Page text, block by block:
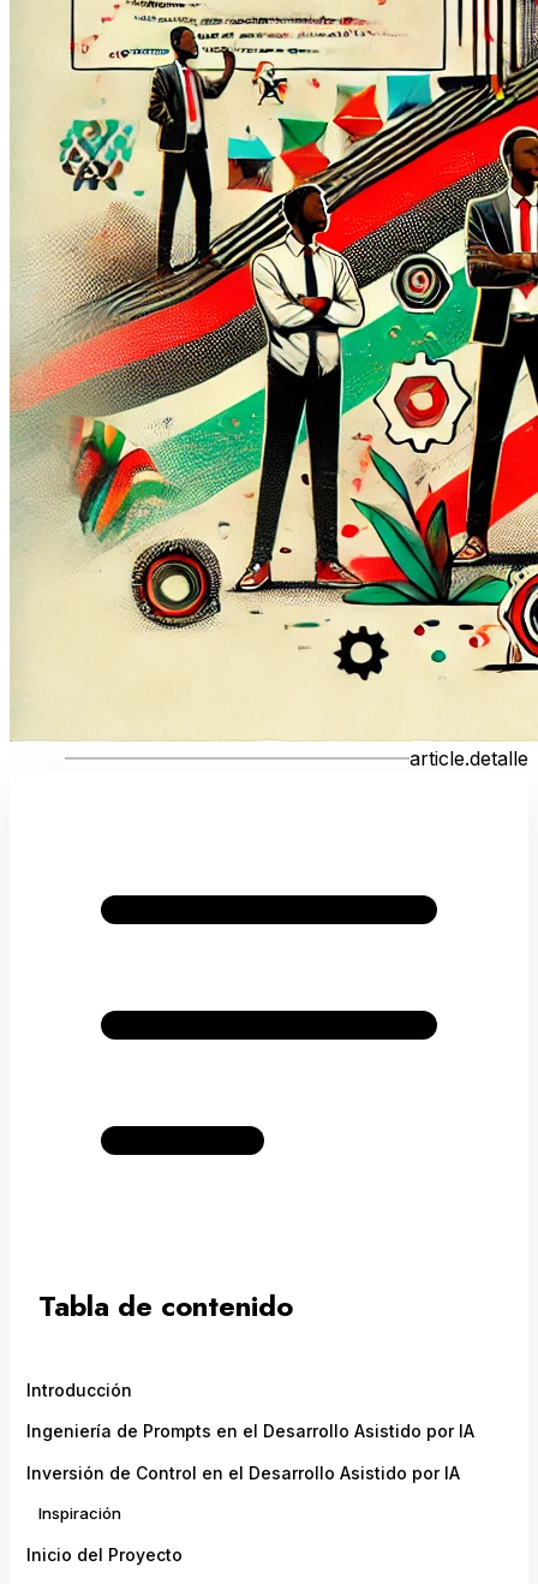
article.detalle
Tabla de contenido
Introducción
Ingeniería de Prompts en el Desarrollo Asistido por IA
Inversión de Control en el Desarrollo Asistido por IA
Inspiración
Inicio del Proyecto